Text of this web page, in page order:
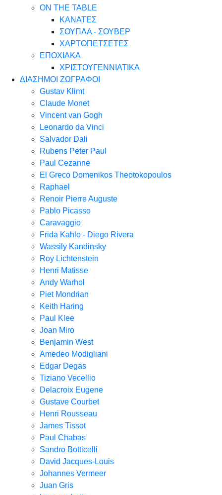
ON THE TABLE
ΚΑΝΑΤΕΣ
ΣΟΥΠΛΑ - ΣΟΥΒΕΡ
ΧΑΡΤΟΠΕΤΣΕΤΕΣ
ΕΠΟΧΙΑΚΑ
ΧΡΙΣΤΟΥΓΕΝΝΙΑΤΙΚΑ
ΔΙΑΣΗΜΟΙ ΖΩΓΡΑΦΟΙ
Gustav Klimt
Claude Monet
Vincent van Gogh
Leonardo da Vinci
Salvador Dali
Rubens Peter Paul
Paul Cezanne
El Greco Domenikos Theotokopoulos
Raphael
Renoir Pierre Auguste
Pablo Picasso
Caravaggio
Frida Kahlo - Diego Rivera
Wassily Kandinsky
Roy Lichtenstein
Henri Matisse
Andy Warhol
Piet Mondrian
Keith Haring
Paul Klee
Joan Miro
Benjamin West
Amedeo Modigliani
Edgar Degas
Tiziano Vecellio
Delacroix Eugene
Gustave Courbet
Henri Rousseau
James Tissot
Paul Chabas
Sandro Botticelli
David Jacques-Louis
Johannes Vermeer
Juan Gris